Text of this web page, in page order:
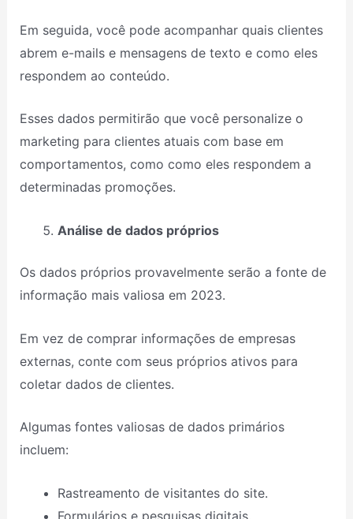
Em seguida, você pode acompanhar quais clientes
abrem e-mails e mensagens de texto e como eles
respondem ao conteúdo.
Esses dados permitirão que você personalize o
marketing para clientes atuais com base em
comportamentos, como como eles respondem a
determinadas promoções.
Análise de dados próprios
Os dados próprios provavelmente serão a fonte de
informação mais valiosa em 2023.
Em vez de comprar informações de empresas
externas, conte com seus próprios ativos para
coletar dados de clientes.
Algumas fontes valiosas de dados primários
incluem:
Rastreamento de visitantes do site.
Formulários e pesquisas digitais.